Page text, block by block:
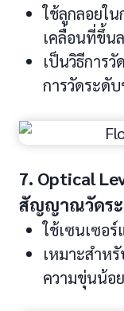
ใช้ลูกลอยใ
เคลื่อนที่ขึ้น
เป็นวิธีการ
การวัดระดับ
7. Optical
สัญญาณวัดร
ใช้เซนเซอร์
เหมาะสำห
ความขุ่นน้อย